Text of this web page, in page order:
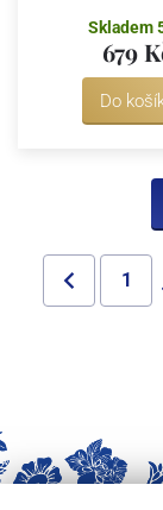
Skladem
679
Do
1